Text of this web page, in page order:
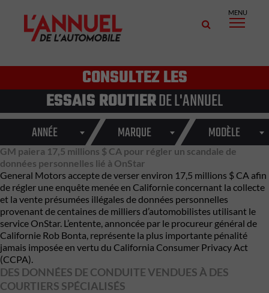
MENU
CONSULTEZ LES
ESSAIS ROUTIERDE L'ANNUEL
ANNÉE MARQUE MODÈLE
GM paiera 17,5 millions $ CA pour régler un scandale de
données personnelles lié à OnStar
General Motors accepte de verser environ 17,5 millions $ CA afin
de régler une enquête menée en Californie concernant la collecte
et la vente présumées illégales de données personnelles
provenant de centaines de milliers d’automobilistes utilisant le
service OnStar. L’entente, annoncée par le procureur général de
Californie Rob Bonta, représente la plus importante pénalité
jamais imposée en vertu du California Consumer Privacy Act
(CCPA).
DES DONNÉES DE CONDUITE VENDUES À DES
COURTIERS SPÉCIALISÉS